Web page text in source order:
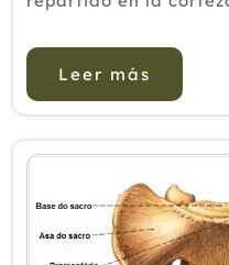
concentraciones más
Leer más